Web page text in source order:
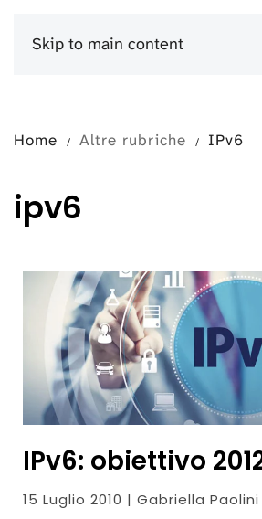
Skip to main content
Home Altre rubriche IPv6
ipv6
IPv6: obiettivo
15 Luglio 2010 | Gabriella Paolini